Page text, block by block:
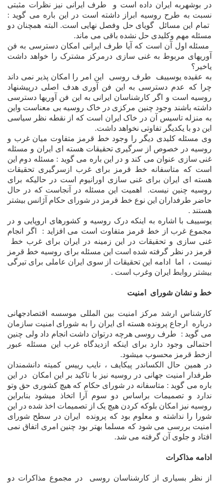
در بوشهربه ايران داده است و
طرف ایرانی نيز نظرات مثبتی
نسبت به طرح روسیه ابراز داشته است در اين باره مى گويد :
تمام اين مسائل
گوياى حل وفصل نهايى است. البته همچنان دو
مسئله مهم وکليدى حل نشده باقى مى ماند.
مسئله اول آن است که آيا طرف ايرانى امکان دسترسى به فن
آوريهاى مربوط به غنى سازى درمرکز مشترک را خواهد داشت
ياخير؟
به عقيده يوسييف
طرف روسى اين امر
را امکان پذير نمى داند
چرا که عدم دسترسى به اين فن آورى هدف اصلى درپيشنهاد
روسيه است و اگر کارشناسان ايرانى به اين فن آوريها دسترسى
داشته باشند ‌وجود چنين مرکزى در خاک روسيه بى معناست واين
به منزله تاسيس آن در خاک ايران است که از نقطه نظر سياسى
اين دو با يکديگر تفاوتى نخواهد داشت.
وى مسئله کليدى ديگر را وجود خط قرمز متفاوت ميان غرب و
روسيه در خصوص از سرگيرى تحقيقات هسته اى ايران و مسئله
غنى سازى عنوان مى کند و در اين باره مى گويد : مسئله دوم اين
است که متاسفانه خط قرمز براى غرب ازسرگيرى تحقيقات
هسته اى ايران براى غنى سازى اورانيوم است در حاليکه براى
روسيه چنين نيست.
اهميت اين مسئله در آنجاست که در حال
حاضر طرفداران اين نوع خط قرمز در شوراى حکام آژانس بيشتر
هستند .
يوسييف با اشاره به اينکه درک روسيه و کشورهاى اروپايى و در
مجموع غرب از خط قرمز متفاوت است مى افزايد :
اگر انجام
غنى سازى و تحقيقات در اين زمينه در ايران براى غرب خط
قرمز در نظر گرفته شده است اين مسئله براى روسيه خط قرمز
نيست ،
اما
ادامه اين تحقيقات از سوى ايران عاملى براى تيرگى
بيشتر روابط ايران وغرب است .
خط و نشان شوراى امنيت
کارشناس ارشد مرکز امنيت بين المللى موسسه اقتصادجهانى
درباره
ارجاع پرونده هسته اى ايران را به شوراى امنيت سازمان
مى گويد :
طرف روسى هرچه درتوان داشت انجام داد ولى چنين
احتمالى وجود دارد براى اينکه ازديدگاه غرب اين مسئله عبور
ازخط قرمز محسوب ميشود.
در همين حال الکساندر پيکايف ، نايب رييس کميته دانشمندان
طرفدار امنيت جهانى در روسيه نيز با تاکيد بر اين امکان
در اين
باره مى گويد : متاسفانه در شوراى حکام که هيچ کشورى حق وتو
ندارد و تصميمات براساس دو سوم آرا اتخاذ ميشود بنابراين
روسيه نيز امکان بلوکه کردن هيچ يک از تصميمات اخذ شده در اين
شورا را نداشته و معلوم بود که پرونده
ايران در سطح شوراى
امنيت بررسی مى شود که مسلما بهتر بود چنين امرى اتفاق نمى
افتاد و جلوى آن گرفته مى شد.
ادامه مذاکرات
از نظر بسيارى از کارشناسان روسى در مجموع مذاکرات دو